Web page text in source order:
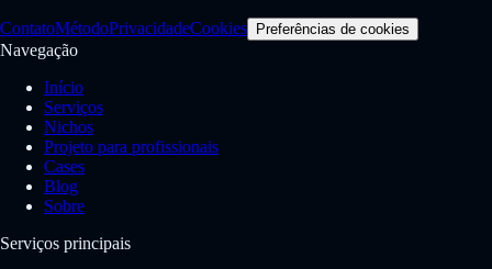
ContatoMétodoPrivacidadeCookies Preferências de cookies
Navegação
Início
Serviços
Nichos
Projeto para profissionais
Cases
Blog
Sobre
Serviços principais